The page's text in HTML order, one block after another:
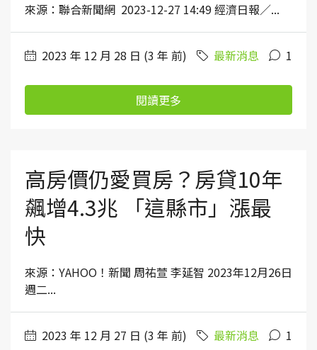
來源：聯合新聞網 2023-12-27 14:49 經濟日報／...
2023 年 12 月 28 日 (3 年 前) 最新消息 1
閱讀更多
高房價仍愛買房？房貸10年
飆增4.3兆 「這縣市」漲最
快
來源：YAHOO！新聞 周祐萱 李延智 2023年12月26日
週二...
2023 年 12 月 27 日 (3 年 前) 最新消息 1